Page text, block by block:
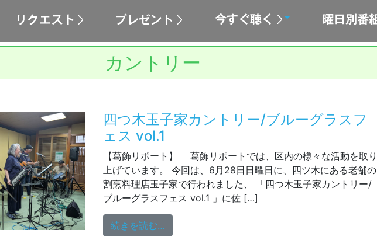
カントリー
四つ木玉子家カントリー/ブルーグラスフ
ェス vol.1
【葛飾リポート】 葛飾リポートでは、区内の様々な活動を取り
上げています。 今回は、6月28日日曜日に、四ツ木にある老舗の
割烹料理店玉子家で行われました、 「四つ木玉子家カントリー/
ブルーグラスフェス vol.1 」に佐 […]
続きを読む…